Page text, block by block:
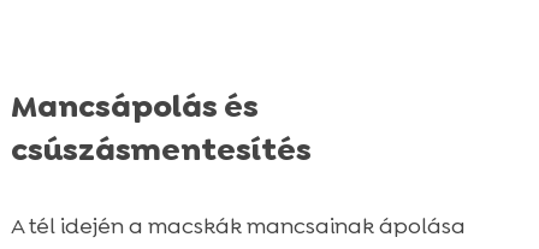
Mancsápolás és
csúszásmentesítés
A tél idején a macskák mancsainak ápolása